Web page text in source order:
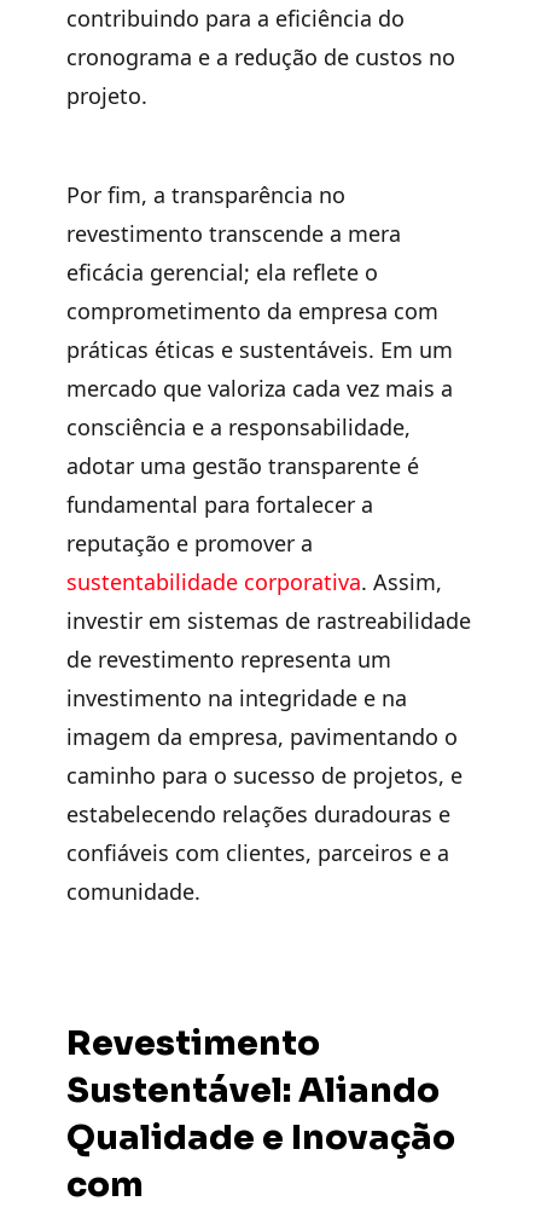
contribuindo para a eficiência do
cronograma e a redução de custos no
projeto.
Por fim, a transparência no
revestimento transcende a mera
eficácia gerencial; ela reflete o
comprometimento da empresa com
práticas éticas e sustentáveis. Em um
mercado que valoriza cada vez mais a
consciência e a responsabilidade,
adotar uma gestão transparente é
fundamental para fortalecer a
reputação e promover a
sustentabilidade corporativa. Assim,
investir em sistemas de rastreabilidade
de revestimento representa um
investimento na integridade e na
imagem da empresa, pavimentando o
caminho para o sucesso de projetos, e
estabelecendo relações duradouras e
confiáveis com clientes, parceiros e a
comunidade.
Revestimento
Sustentável: Aliando
Qualidade e Inovação
com